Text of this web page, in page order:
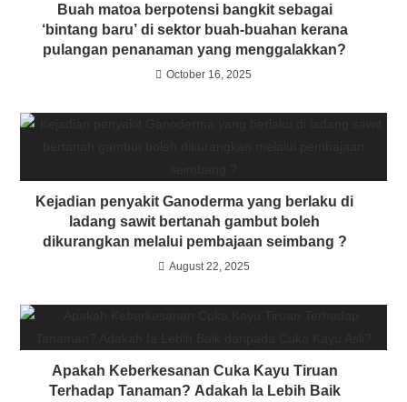
Buah matoa berpotensi bangkit sebagai
‘bintang baru’ di sektor buah-buahan kerana
pulangan penanaman yang menggalakkan?
October 16, 2025
Kejadian penyakit Ganoderma yang berlaku di
ladang sawit bertanah gambut boleh
dikurangkan melalui pembajaan seimbang ?
August 22, 2025
Apakah Keberkesanan Cuka Kayu Tiruan
Terhadap Tanaman? Adakah Ia Lebih Baik